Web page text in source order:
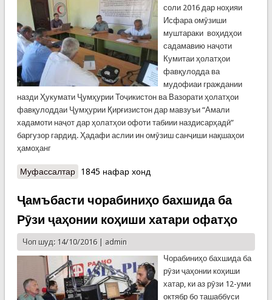
соли 2016 дар ноҳияи
Исфара омӯзиши
муштараки воҳидҳои
садамавию наҷоти
Кумитаи ҳолатҳои
фавқулодда ва
мудофиаи граждании
назди Ҳукумати Ҷумҳурии Тоҷикистон ва Вазорати ҳолатҳои
фавқулоддаи Ҷумҳурии Қирғизистон дар мавзуъи “Амали
хадамоти наҷот дар ҳолатҳои офоти табиии наздисарҳадӣ”
баргузор гардид. Ҳадафи аслии ин омӯзиш санҷиши нақшаҳои
ҳамоҳанг
Муфассалтаро Тамрини наздисарҳадии шеваҳои наҷоти
1845 нафар хонд
Ҷамъбасти чорабиниҳо бахшида ба
Рӯзи ҷаҳонии коҳиши хатари офатҳо
Чоп шуд: 14/10/2016 | admin
Чорабиниҳо бахшида ба
рӯзи ҷаҳонии коҳиши
хатар, ки аз рӯзи 12-уми
октябр бо ташаббуси